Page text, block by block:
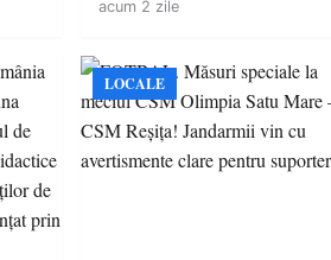
spectaculoase, premii și un jurat
acum 2 zile
LOCALE